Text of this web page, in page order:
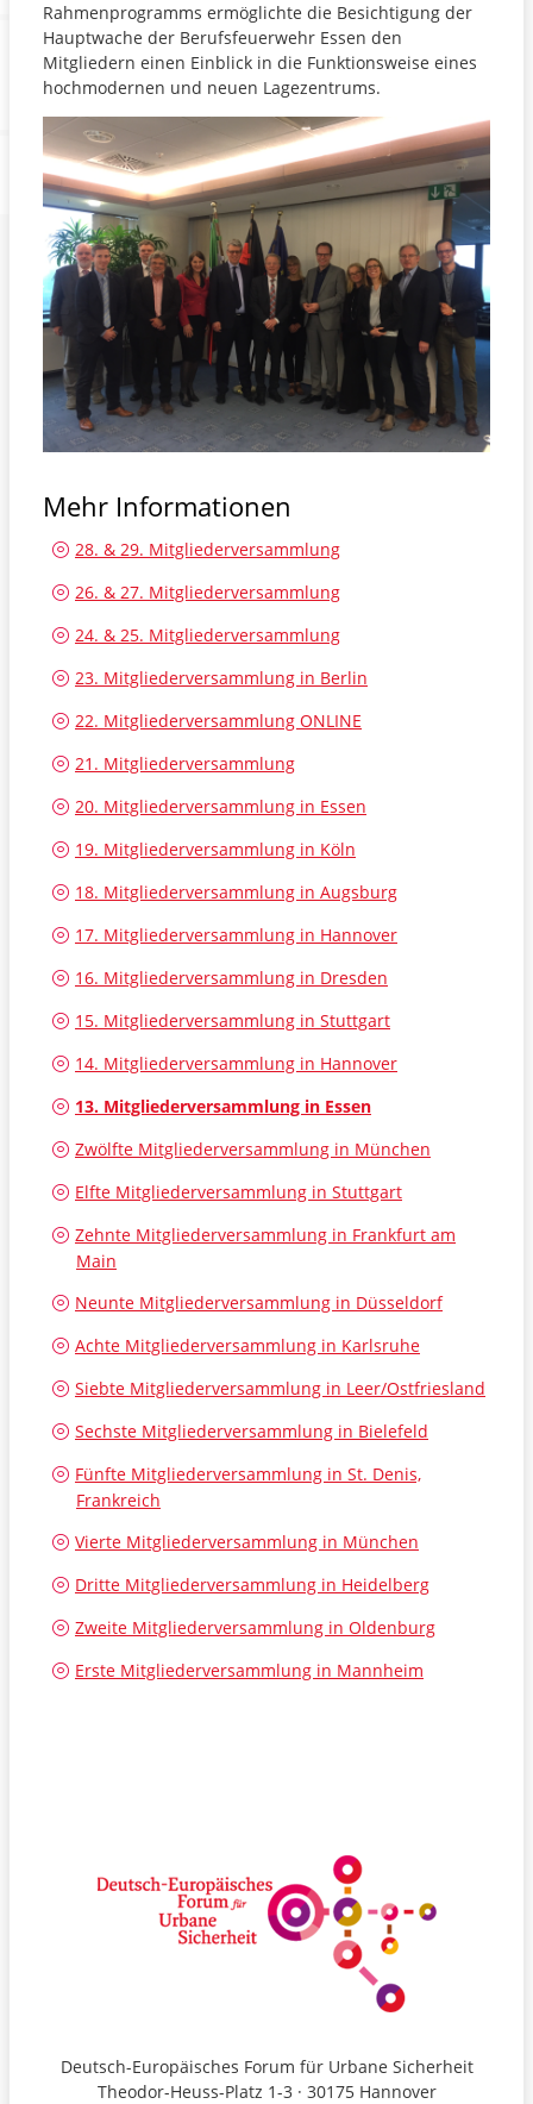
Rahmenprogramms ermöglichte die Besichtigung der
Hauptwache der Berufsfeuerwehr Essen den
Mitgliedern einen Einblick in die Funktionsweise eines
hochmodernen und neuen Lagezentrums.
Mehr Informationen
28. & 29. Mitgliederversammlung
26. & 27. Mitgliederversammlung
24. & 25. Mitgliederversammlung
23. Mitgliederversammlung in Berlin
22. Mitgliederversammlung ONLINE
21. Mitgliederversammlung
20. Mitgliederversammlung in Essen
19. Mitgliederversammlung in Köln
18. Mitgliederversammlung in Augsburg
17. Mitgliederversammlung in Hannover
16. Mitgliederversammlung in Dresden
15. Mitgliederversammlung in Stuttgart
14. Mitgliederversammlung in Hannover
13. Mitgliederversammlung in Essen
Zwölfte Mitgliederversammlung in München
Elfte Mitgliederversammlung in Stuttgart
Zehnte Mitgliederversammlung in Frankfurt am
Main
Neunte Mitgliederversammlung in Düsseldorf
Achte Mitgliederversammlung in Karlsruhe
Siebte Mitgliederversammlung in Leer/Ostfriesland
Sechste Mitgliederversammlung in Bielefeld
Fünfte Mitgliederversammlung in St. Denis,
Frankreich
Vierte Mitgliederversammlung in München
Dritte Mitgliederversammlung in Heidelberg
Zweite Mitgliederversammlung in Oldenburg
Erste Mitgliederversammlung in Mannheim
Deutsch-Europäisches Forum für Urbane Sicherheit
Theodor-Heuss-Platz 1-3 · 30175 Hannover